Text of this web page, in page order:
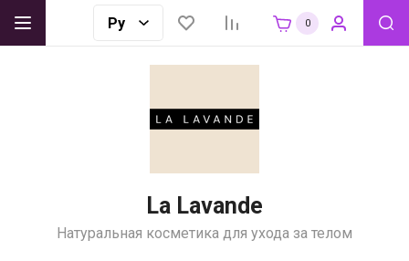
0
La Lavande
Натуральная косметика для ухода за телом